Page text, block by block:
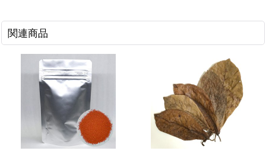
関連商品